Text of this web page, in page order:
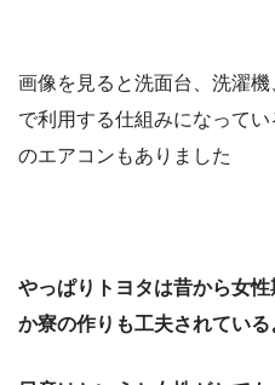
画像を見ると洗面台、洗濯
で利用する仕組みになって
のエアコンもありました
やっぱりトヨタは昔から女
か寮の作りも工夫されてい